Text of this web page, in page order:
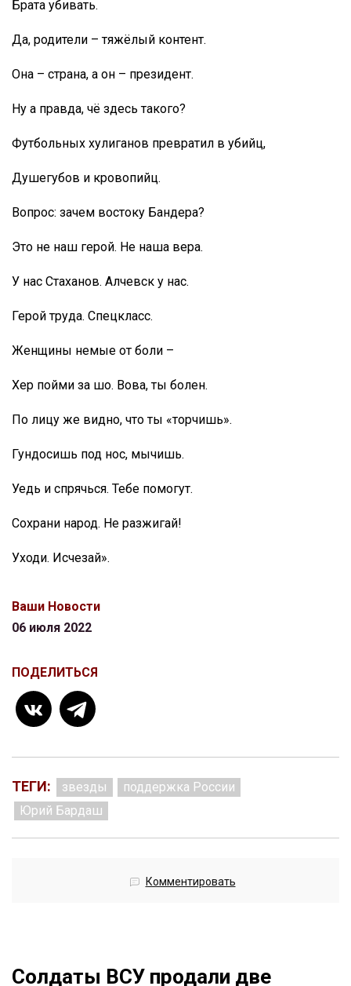
Брата убивать.
Да, родители – тяжёлый контент.
Она – страна, а он – президент.
Ну а правда, чё здесь такого?
Футбольных хулиганов превратил в убийц,
Душегубов и кровопийц.
Вопрос: зачем востоку Бандера?
Это не наш герой. Не наша вера.
У нас Стаханов. Алчевск у нас.
Герой труда. Спецкласс.
Женщины немые от боли –
Хер пойми за шо. Вова, ты болен.
По лицу же видно, что ты «торчишь».
Гундосишь под нос, мычишь.
Уедь и спрячься. Тебе помогут.
Сохрани народ. Не разжигай!
Уходи. Исчезай».
Ваши Новости
06 июля 2022
ПОДЕЛИТЬСЯ
ТЕГИ: звезды
поддержка России
Юрий Бардаш
Комментировать
Солдаты ВСУ продали две